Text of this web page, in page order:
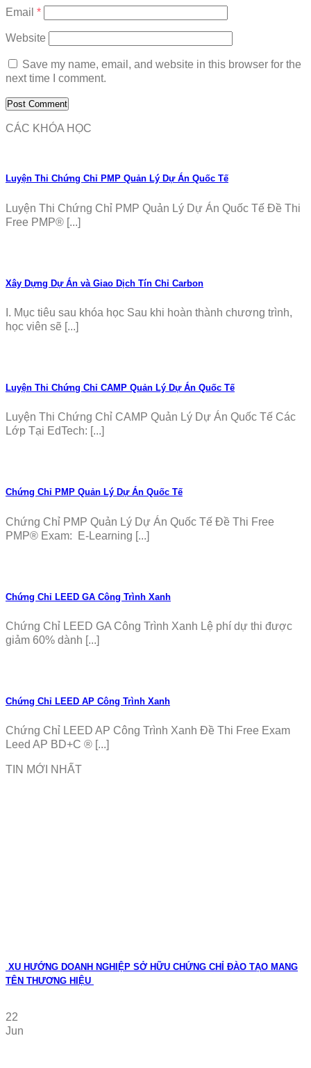
Email *
Website
Save my name, email, and website in this browser for the
next time I comment.
CÁC KHÓA HỌC
Luyện Thi Chứng Chỉ PMP Quản Lý Dự Án Quốc Tế
Luyện Thi Chứng Chỉ PMP Quản Lý Dự Án Quốc Tế Đề Thi
Free PMP® [...]
Xây Dựng Dự Án và Giao Dịch Tín Chỉ Carbon
I. Mục tiêu sau khóa học Sau khi hoàn thành chương trình,
học viên sẽ [...]
Luyện Thi Chứng Chỉ CAMP Quản Lý Dự Án Quốc Tế
Luyện Thi Chứng Chỉ CAMP Quản Lý Dự Án Quốc Tế Các
Lớp Tại EdTech: [...]
Chứng Chỉ PMP Quản Lý Dự Án Quốc Tế
Chứng Chỉ PMP Quản Lý Dự Án Quốc Tế Đề Thi Free
PMP® Exam: E-Learning [...]
Chứng Chỉ LEED GA Công Trình Xanh
Chứng Chỉ LEED GA Công Trình Xanh Lệ phí dự thi được
giảm 60% dành [...]
Chứng Chỉ LEED AP Công Trình Xanh
Chứng Chỉ LEED AP Công Trình Xanh Đề Thi Free Exam
Leed AP BD+C ® [...]
TIN MỚI NHẤT
XU HƯỚNG DOANH NGHIỆP SỞ HỮU CHỨNG CHỈ ĐÀO TẠO MANG
TÊN THƯƠNG HIỆU
22
Jun